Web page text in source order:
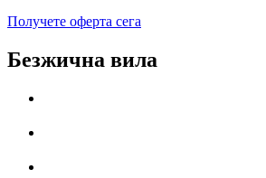
Получете оферта сега
Безжична вила